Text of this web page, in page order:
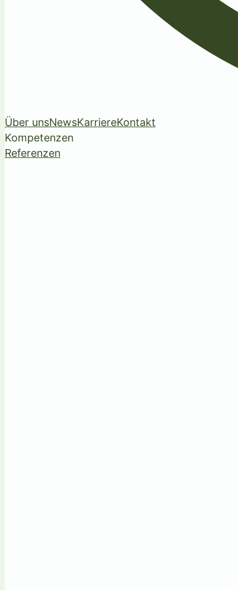
Über unsNewsKarriereKontakt
Kompetenzen
Referenzen